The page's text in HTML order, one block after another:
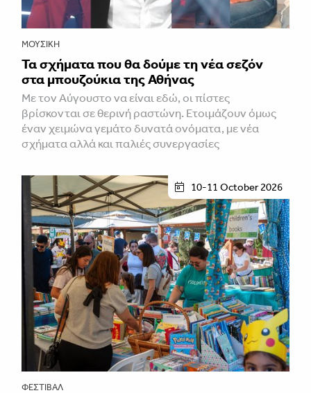
ΜΟΥΣΙΚΉ
Τα σχήματα που θα δούμε τη νέα σεζόν
στα μπουζούκια της Αθήνας
Με τον Αύγουστο να είναι εδώ, οι πίστες
βρίσκονται σε θερινή ραστώνη. Ετοιμάζουν όμως
έναν χειμώνα γεμάτο δυνατά ονόματα, με νέα
σχήματα αλλά και παλιές συνεργασίες
10-11 October 2026
ΦΕΣΤΙΒΑΛ